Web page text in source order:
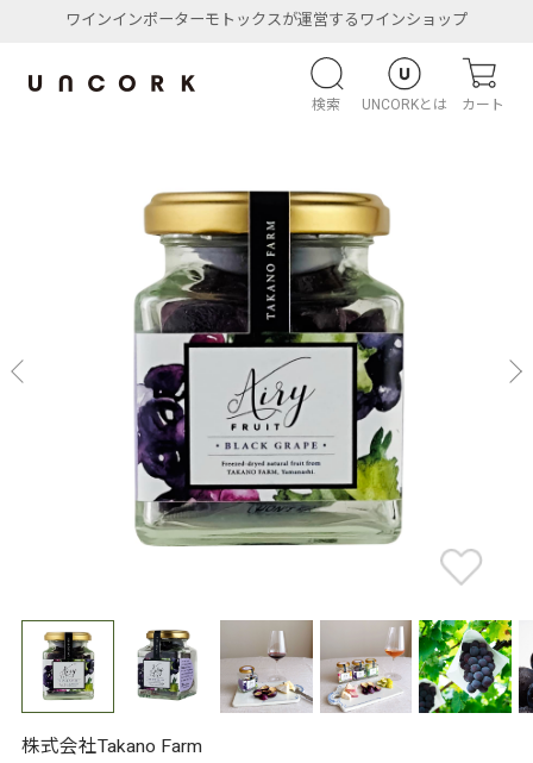
ワインインポーターモトックスが運営するワインショップ
検索 UNCORKとは カート
株式会社Takano Farm